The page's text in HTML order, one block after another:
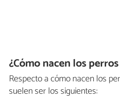
¿Cómo nacen los
Respecto a cómo nacen los
suelen ser los siguientes: